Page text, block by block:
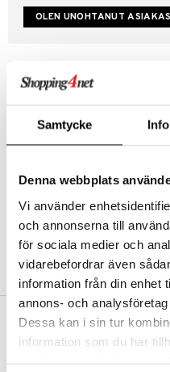
Samtycke
Denna webbplats
Vi använder
och annonserna till
för sociala medier och
vidarebefordrar även
information från din enhet
annons- och
Dessa kan i sin tur
information som du har
Luo uusi asiakas
Tilauksen tila & historiikki
Kestotilaus
Arvostele tuotteita
Toivelistat
LUO ASIAKAS
ILMAINEN